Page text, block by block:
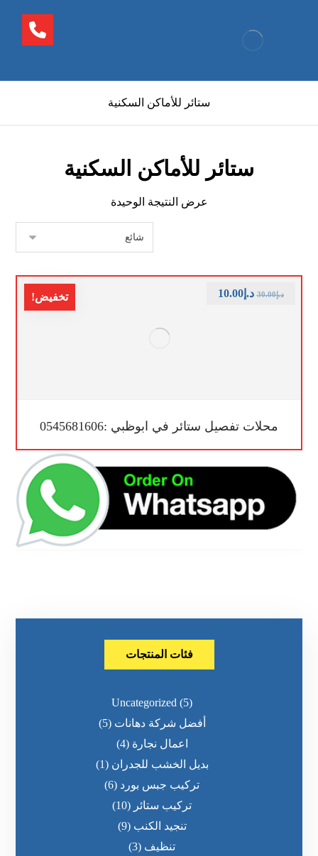
ستائر للأماكن السكنية
ستائر للأماكن السكنية
عرض النتيجة الوحيدة
تخفيض!
محلات تفصيل ستائر في ابوظبي :0545681606
د.إ30.00 د.إ10.00
فئات المنتجات
Uncategorized (5)
أفضل شركة دهانات (5)
اعمال نجارة (4)
بديل الخشب للجدران (1)
تركيب جبس بورد (6)
تركيب ستائر (10)
تنجيد الكنب (9)
تنظيف (3)